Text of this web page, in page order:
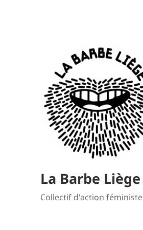
La Barbe Liège
Collectif d'action féministe